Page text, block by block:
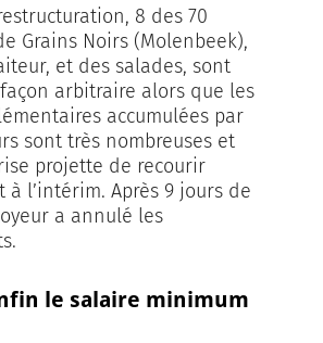
8 des 70
Grains Noirs (Molenbeek),
et des salades, sont
arbitraire alors que les
accumulées par
sont très nombreuses et
projette de recourir
à l’intérim. Après 9 jours de
a annulé les
le salaire minimum